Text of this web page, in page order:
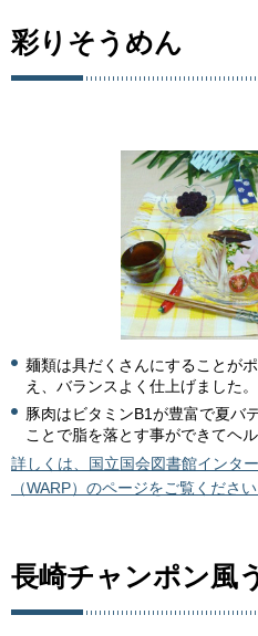
彩りそうめん
麺類は具だくさんにすることが
え、バランスよく仕上げました。
豚肉はビタミンB1が豊富で夏バ
ことで脂を落とす事ができてヘル
詳しくは、国立国会図書館インタ
（WARP）のページをご覧くださ
長崎チャンポン風